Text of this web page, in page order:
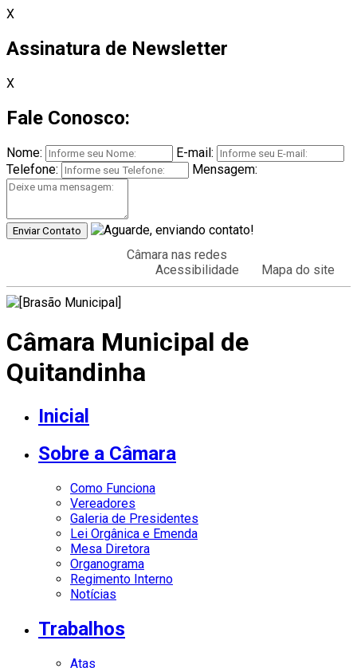
X
Assinatura de Newsletter
X
Fale Conosco:
Nome:
E-mail:
Telefone:
Mensagem:
Enviar Contato
Câmara nas redes
Acessibilidade
Mapa do site
Câmara Municipal de
Quitandinha
Inicial
Sobre a Câmara
Como Funciona
Vereadores
Galeria de Presidentes
Lei Orgânica e Emenda
Mesa Diretora
Organograma
Regimento Interno
Notícias
Trabalhos
Atas